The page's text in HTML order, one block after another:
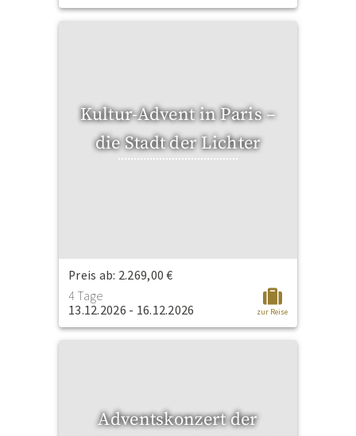
Kultur-Advent in Paris –
die Stadt der Lichter
Preis ab: 2.269,00 €
4 Tage
13.12.2026 - 16.12.2026
zur Reise
Adventskonzert der